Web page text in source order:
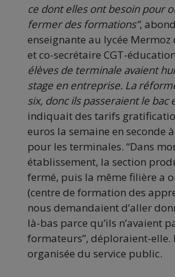
ce dont elles ont besoin pour
fermer des formations”,
enseignante au lycée
et co-secrétaire CGT-
élèves de terminale avaient
stage en entreprise. La
six, donc ils passeraient le bac
indiquait des tarifs
euros la semaine en seconde
pour les terminales. “Dans
établissement, la section
fermé, puis la même filière a
(centre de formation des
nous demandaient d’aller
là-bas parce qu’ils n’avaient
formateurs”, déploraient-elle.
organisée du service public.